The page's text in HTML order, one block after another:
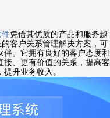
件凭借其优质的产品和服务越
客户关系管理解决方案，可
伴。它拥有良好的客户态度和
、更有价值的关系，提高客
升业务收入。